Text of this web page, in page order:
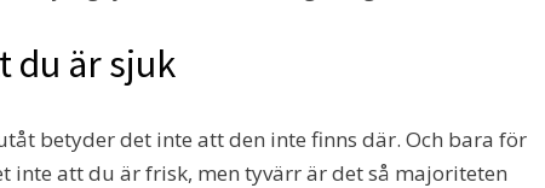
du är sjuk
betyder det inte att den inte finns där. Och bara för
inte att du är frisk, men tyvärr är det så majoriteten